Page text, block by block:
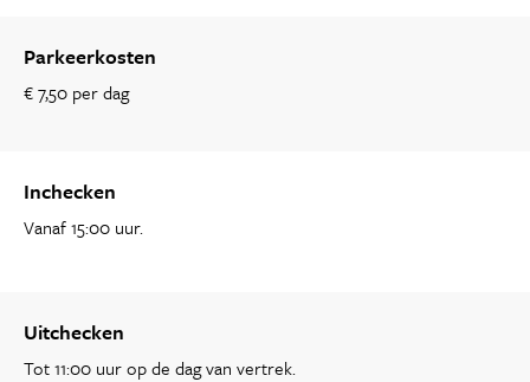
Parkeerkosten
€ 7,50 per dag
Inchecken
Vanaf 15:00 uur.
Uitchecken
Tot 11:00 uur op de dag van vertrek.